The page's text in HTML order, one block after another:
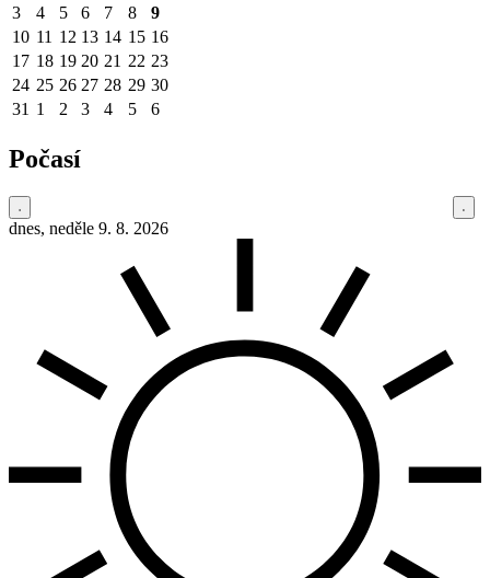
3 4 5 6 7 8
9
10 11 12 13 14 15 16
17 18 19 20 21 22 23
24 25 26 27 28 29 30
31 1 2 3 4 5 6
Počasí
dnes, neděle 9. 8. 2026